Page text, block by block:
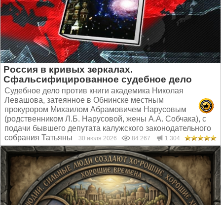
Россия в кривых зеркалах.
Сфальсифицированное судебное дело
Судебное дело против книги академика Николая
Левашова, затеянное в Обнинске местным
прокурором Михаилом Абрамовичем Нарусовым
(родственником Л.Б. Нарусовой, жены А.А. Собчака), с
подачи бывшего депутата калужского законодательного
собрания Татьяны Котляр...
30 июля 2026 84 267 1 304